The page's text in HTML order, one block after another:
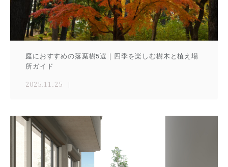
庭におすすめの落葉樹5選｜四季を楽しむ樹木と植え場
所ガイド
2025.11.25